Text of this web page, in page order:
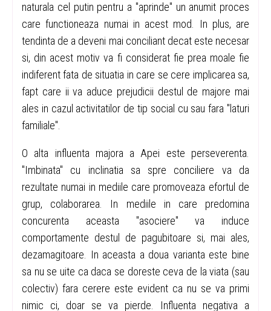
naturala cel putin pentru a "aprinde" un anumit proces
care functioneaza numai in acest mod. In plus, are
tendinta de a deveni mai conciliant decat este necesar
si, din acest motiv va fi considerat fie prea moale fie
indiferent fata de situatia in care se cere implicarea sa,
fapt care ii va aduce prejudicii destul de majore mai
ales in cazul activitatilor de tip social cu sau fara "laturi
familiale".
O alta influenta majora a Apei este perseverenta.
"Imbinata" cu inclinatia sa spre conciliere va da
rezultate numai in mediile care promoveaza efortul de
grup, colaborarea. In mediile in care predomina
concurenta aceasta "asociere" va induce
comportamente destul de pagubitoare si, mai ales,
dezamagitoare. In aceasta a doua varianta este bine
sa nu se uite ca daca se doreste ceva de la viata (sau
colectiv) fara cerere este evident ca nu se va primi
nimic ci, doar se va pierde. Influenta negativa a